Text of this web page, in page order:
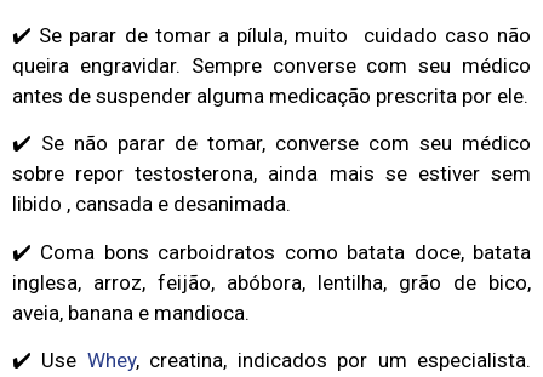
✔️ Se parar de tomar a pílula, muito cuidado caso não
queira engravidar. Sempre converse com seu médico
antes de suspender alguma medicação prescrita por ele.
✔️ Se não parar de tomar, converse com seu médico
sobre repor testosterona, ainda mais se estiver sem
libido , cansada e desanimada.
✔️ Coma bons carboidratos como batata doce, batata
inglesa, arroz, feijão, abóbora, lentilha, grão de bico,
aveia, banana e mandioca.
✔️ Use Whey, creatina, indicados por um especialista.